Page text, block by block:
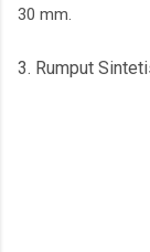
30 mm.
3. Rumput